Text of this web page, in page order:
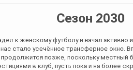
Сезон 2030
к женскому футболу и начал активно
стало усечённое трансферное окно.
позже, поскольку местный
в клуб, пусть пока и на более